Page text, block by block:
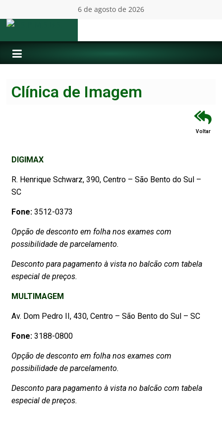
6 de agosto de 2026
Clínica de Imagem
Voltar
DIGIMAX
R. Henrique Schwarz, 390, Centro – São Bento do Sul –
SC
Fone: 3512-0373
Opção de desconto em folha nos exames com
possibilidade de parcelamento.
Desconto para pagamento à vista no balcão com tabela
especial de preços.
MULTIMAGEM
Av. Dom Pedro II, 430, Centro – São Bento do Sul – SC
Fone: 3188-0800
Opção de desconto em folha nos exames com
possibilidade de parcelamento.
Desconto para pagamento à vista no balcão com tabela
especial de preços.